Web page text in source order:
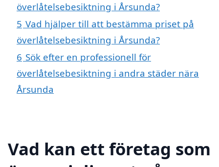
överlåtelsebesiktning i Årsunda?
5 Vad hjälper till att bestämma priset på
överlåtelsebesiktning i Årsunda?
6 Sök efter en professionell för
överlåtelsebesiktning i andra städer nära
Årsunda
Vad kan ett företag som